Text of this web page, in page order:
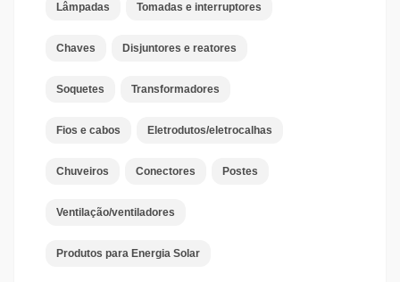
Lâmpadas Tomadas e interruptores
Chaves Disjuntores e reatores
Soquetes Transformadores
Fios e cabos Eletrodutos/eletrocalhas
Chuveiros Conectores Postes
Ventilação/ventiladores
Produtos para Energia Solar